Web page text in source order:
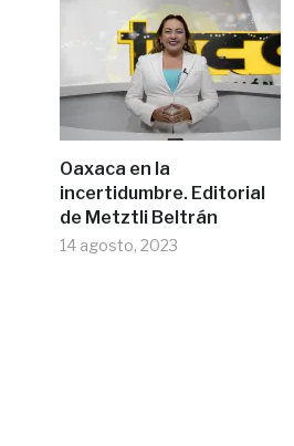
Oaxaca en la
incertidumbre. Editorial
de Metztli Beltrán
14 agosto, 2023